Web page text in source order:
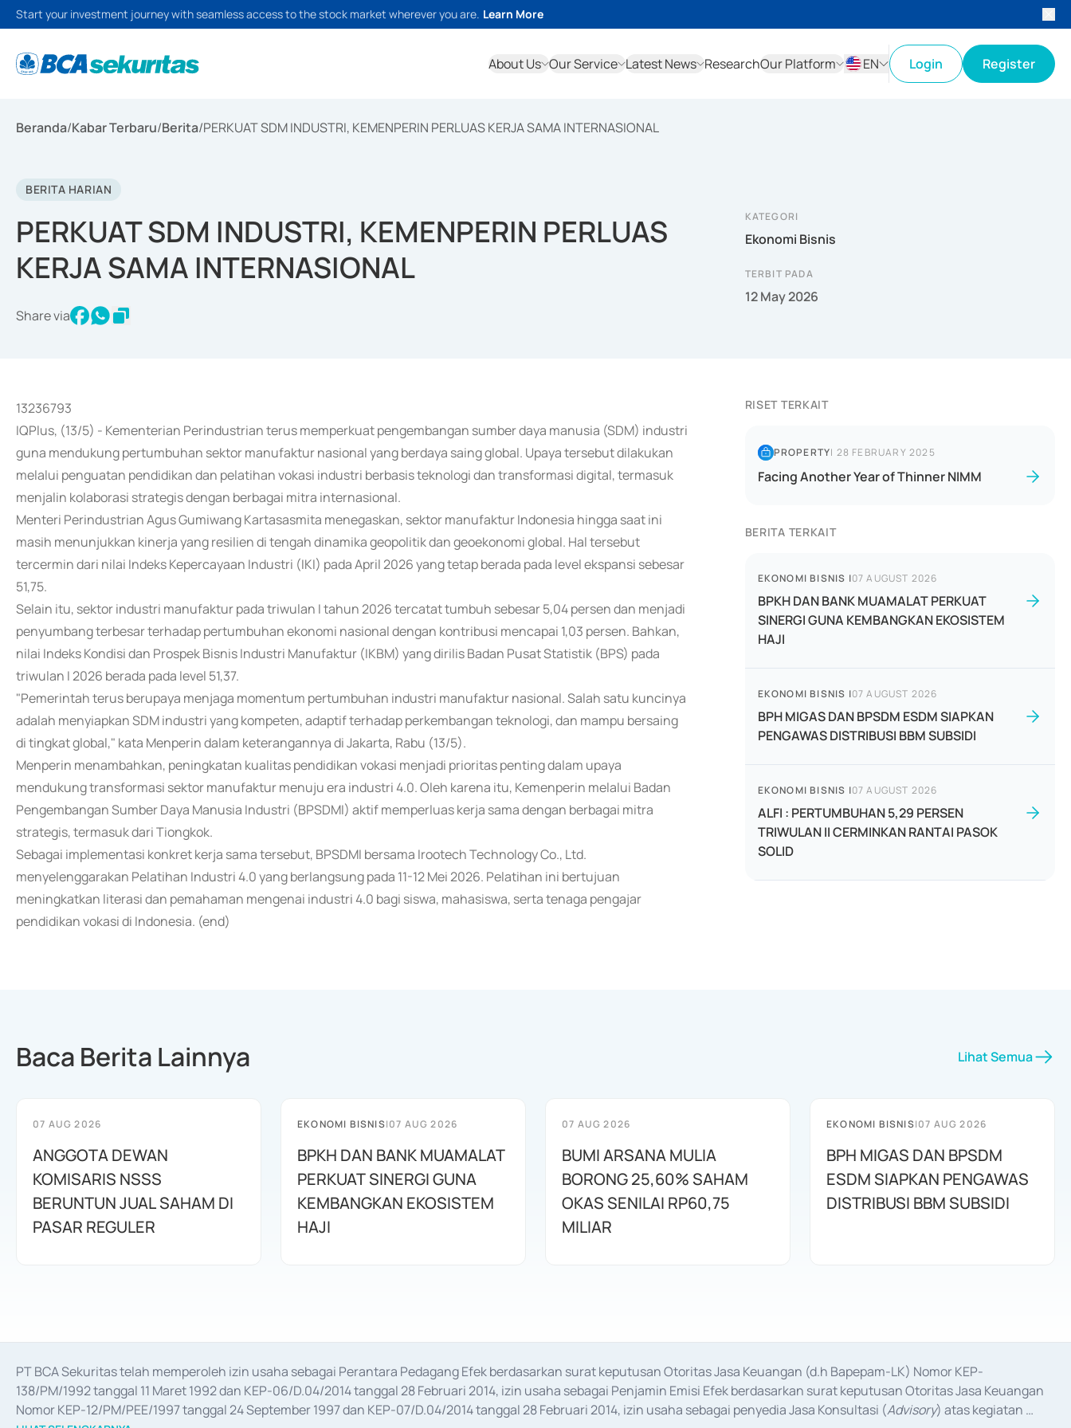
Start your investment journey with seamless access to the stock market wherever you are. Learn More
About Us Our Service Latest News ResearchOur Platform
EN
Login Register
Beranda/Kabar Terbaru/Berita/PERKUAT SDM INDUSTRI, KEMENPERIN PERLUAS KERJA SAMA INTERNASIONAL
BERITA HARIAN
PERKUAT SDM INDUSTRI, KEMENPERIN PERLUAS
KERJA SAMA INTERNASIONAL
Share via
KATEGORI
Ekonomi Bisnis
TERBIT PADA
12 May 2026
13236793
IQPlus, (13/5) - Kementerian Perindustrian terus memperkuat pengembangan sumber daya manusia (SDM) industri
guna mendukung pertumbuhan sektor manufaktur nasional yang berdaya saing global. Upaya tersebut dilakukan
melalui penguatan pendidikan dan pelatihan vokasi industri berbasis teknologi dan transformasi digital, termasuk
menjalin kolaborasi strategis dengan berbagai mitra internasional.
Menteri Perindustrian Agus Gumiwang Kartasasmita menegaskan, sektor manufaktur Indonesia hingga saat ini
masih menunjukkan kinerja yang resilien di tengah dinamika geopolitik dan geoekonomi global. Hal tersebut
tercermin dari nilai Indeks Kepercayaan Industri (IKI) pada April 2026 yang tetap berada pada level ekspansi sebesar
51,75.
Selain itu, sektor industri manufaktur pada triwulan I tahun 2026 tercatat tumbuh sebesar 5,04 persen dan menjadi
penyumbang terbesar terhadap pertumbuhan ekonomi nasional dengan kontribusi mencapai 1,03 persen. Bahkan,
nilai Indeks Kondisi dan Prospek Bisnis Industri Manufaktur (IKBM) yang dirilis Badan Pusat Statistik (BPS) pada
triwulan I 2026 berada pada level 51,37.
"Pemerintah terus berupaya menjaga momentum pertumbuhan industri manufaktur nasional. Salah satu kuncinya
adalah menyiapkan SDM industri yang kompeten, adaptif terhadap perkembangan teknologi, dan mampu bersaing
di tingkat global," kata Menperin dalam keterangannya di Jakarta, Rabu (13/5).
Menperin menambahkan, peningkatan kualitas pendidikan vokasi menjadi prioritas penting dalam upaya
mendukung transformasi sektor manufaktur menuju era industri 4.0. Oleh karena itu, Kemenperin melalui Badan
Pengembangan Sumber Daya Manusia Industri (BPSDMI) aktif memperluas kerja sama dengan berbagai mitra
strategis, termasuk dari Tiongkok.
Sebagai implementasi konkret kerja sama tersebut, BPSDMI bersama Irootech Technology Co., Ltd.
menyelenggarakan Pelatihan Industri 4.0 yang berlangsung pada 11-12 Mei 2026. Pelatihan ini bertujuan
meningkatkan literasi dan pemahaman mengenai industri 4.0 bagi siswa, mahasiswa, serta tenaga pengajar
pendidikan vokasi di Indonesia. (end)
RISET TERKAIT
PROPERTY| 28 FEBRUARY 2025
Facing Another Year of Thinner NIMM
BERITA TERKAIT
EKONOMI BISNIS |07 AUGUST 2026
BPKH DAN BANK MUAMALAT PERKUAT
SINERGI GUNA KEMBANGKAN EKOSISTEM
HAJI
EKONOMI BISNIS |07 AUGUST 2026
BPH MIGAS DAN BPSDM ESDM SIAPKAN
PENGAWAS DISTRIBUSI BBM SUBSIDI
EKONOMI BISNIS |07 AUGUST 2026
ALFI : PERTUMBUHAN 5,29 PERSEN
TRIWULAN II CERMINKAN RANTAI PASOK
SOLID
Baca Berita Lainnya Lihat Semua
07 AUG 2026
ANGGOTA DEWAN
KOMISARIS NSSS
BERUNTUN JUAL SAHAM DI
PASAR REGULER
EKONOMI BISNIS|07 AUG 2026
BPKH DAN BANK MUAMALAT
PERKUAT SINERGI GUNA
KEMBANGKAN EKOSISTEM
HAJI
07 AUG 2026
BUMI ARSANA MULIA
BORONG 25,60% SAHAM
OKAS SENILAI RP60,75
MILIAR
EKONOMI BISNIS|07 AUG 2026
BPH MIGAS DAN BPSDM
ESDM SIAPKAN PENGAWAS
DISTRIBUSI BBM SUBSIDI
PT BCA Sekuritas telah memperoleh izin usaha sebagai Perantara Pedagang Efek berdasarkan surat keputusan Otoritas Jasa Keuangan (d.h Bapepam-LK) Nomor KEP-
138/PM/1992 tanggal 11 Maret 1992 dan KEP-06/D.04/2014 tanggal 28 Februari 2014, izin usaha sebagai Penjamin Emisi Efek berdasarkan surat keputusan Otoritas Jasa Keuangan
Nomor KEP-12/PM/PEE/1997 tanggal 24 September 1997 dan KEP-07/D.04/2014 tanggal 28 Februari 2014, izin usaha sebagai penyedia Jasa Konsultasi (Advisory) atas kegiatan